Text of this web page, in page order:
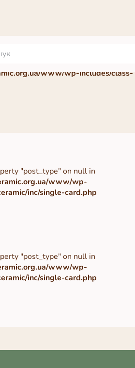
www/wp-includes/class-
"post_type" on null in
www/wp-
inc/single-card.php
"post_type" on null in
www/wp-
inc/single-card.php